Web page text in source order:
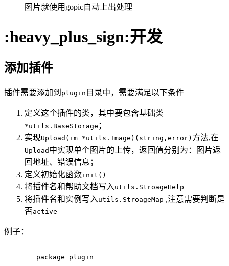
图片就使用gopic自动上出处理
:heavy_plus_sign:开发
添加插件
插件需要添加到 plugin 目录中，需要满足以下条件
定义这个插件的类，其中要包含基础类
*utils.BaseStorage ；
实现Upload(im *utils.Image)(string,error) 方法,在
Upload 中实现单个图片的上传，返回值分别为：图片返
回地址、错误信息；
定义初始化函数init()
将插件名和帮助文档写入 utils.StroageHelp
将插件名和实例写入 utils.StroageMap ,注意需要判断是
否active
例子：
package plugin